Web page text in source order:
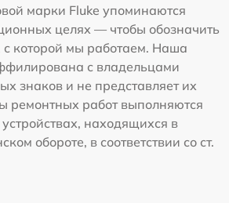
марки Fluke упоминаются
целях — чтобы обозначить
с которой мы работаем. Наша
с владельцами
знаков и не представляет их
ремонтных работ выполняются
находящихся в
обороте, в соответствии со ст.